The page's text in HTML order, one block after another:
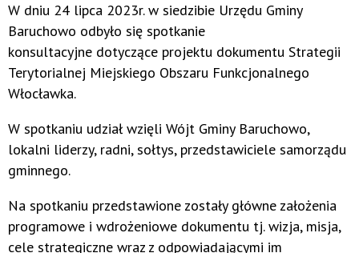
W dniu 24 lipca 2023r. w siedzibie Urzędu Gminy
Baruchowo odbyło się spotkanie
konsultacyjne dotyczące projektu dokumentu Strategii
Terytorialnej Miejskiego Obszaru Funkcjonalnego
Włocławka.
W spotkaniu udział wzięli Wójt Gminy Baruchowo,
lokalni liderzy, radni, sołtys, przedstawiciele samorządu
gminnego.
Na spotkaniu przedstawione zostały główne założenia
programowe i wdrożeniowe dokumentu tj. wizja, misja,
cele strategiczne wraz z odpowiadającymi im